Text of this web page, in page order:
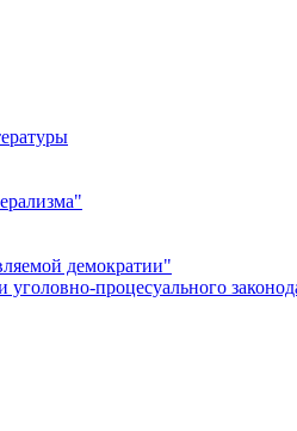
демократии"
процесуального